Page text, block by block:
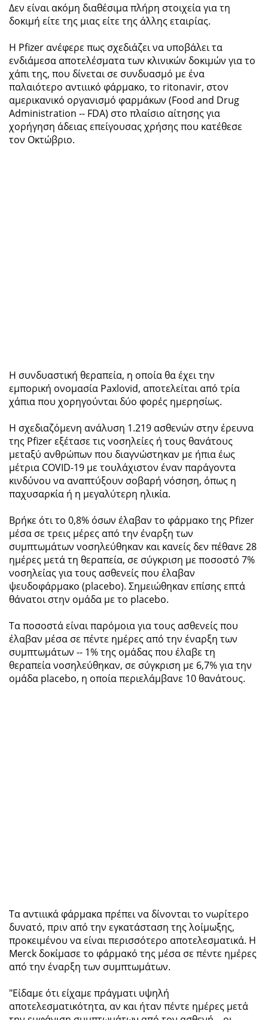
Δεν είναι ακόμη διαθέσιμα πλήρη στοιχεία για τη
δοκιμή είτε της μιας είτε της άλλης εταιρίας.
Η Pfizer ανέφερε πως σχεδιάζει να υποβάλει τα
ενδιάμεσα αποτελέσματα των κλινικών δοκιμών για το
χάπι της, που δίνεται σε συνδυασμό με ένα
παλαιότερο αντιιικό φάρμακο, το ritonavir, στον
αμερικανικό οργανισμό φαρμάκων (Food and Drug
Administration -- FDA) στο πλαίσιο αίτησης για
χορήγηση άδειας επείγουσας χρήσης που κατέθεσε
τον Οκτώβριο.
Η συνδυαστική θεραπεία, η οποία θα έχει την
εμπορική ονομασία Paxlovid, αποτελείται από τρία
χάπια που χορηγούνται δύο φορές ημερησίως.
Η σχεδιαζόμενη ανάλυση 1.219 ασθενών στην έρευνα
της Pfizer εξέτασε τις νοσηλείες ή τους θανάτους
μεταξύ ανθρώπων που διαγνώστηκαν με ήπια έως
μέτρια COVID-19 με τουλάχιστον έναν παράγοντα
κινδύνου να αναπτύξουν σοβαρή νόσηση, όπως η
παχυσαρκία ή η μεγαλύτερη ηλικία.
Βρήκε ότι το 0,8% όσων έλαβαν το φάρμακο της Pfizer
μέσα σε τρεις μέρες από την έναρξη των
συμπτωμάτων νοσηλεύθηκαν και κανείς δεν πέθανε 28
ημέρες μετά τη θεραπεία, σε σύγκριση με ποσοστό 7%
νοσηλείας για τους ασθενείς που έλαβαν
ψευδοφάρμακο (placebo). Σημειώθηκαν επίσης επτά
θάνατοι στην ομάδα με το placebo.
Τα ποσοστά είναι παρόμοια για τους ασθενείς που
έλαβαν μέσα σε πέντε ημέρες από την έναρξη των
συμπτωμάτων -- 1% της ομάδας που έλαβε τη
θεραπεία νοσηλεύθηκαν, σε σύγκριση με 6,7% για την
ομάδα placebo, η οποία περιελάμβανε 10 θανάτους.
Τα αντιιικά φάρμακα πρέπει να δίνονται το νωρίτερο
δυνατό, πριν από την εγκατάσταση της λοίμωξης,
προκειμένου να είναι περισσότερο αποτελεσματικά. Η
Merck δοκίμασε το φάρμακό της μέσα σε πέντε ημέρες
από την έναρξη των συμπτωμάτων.
"Είδαμε ότι είχαμε πράγματι υψηλή
αποτελεσματικότητα, αν και ήταν πέντε ημέρες μετά